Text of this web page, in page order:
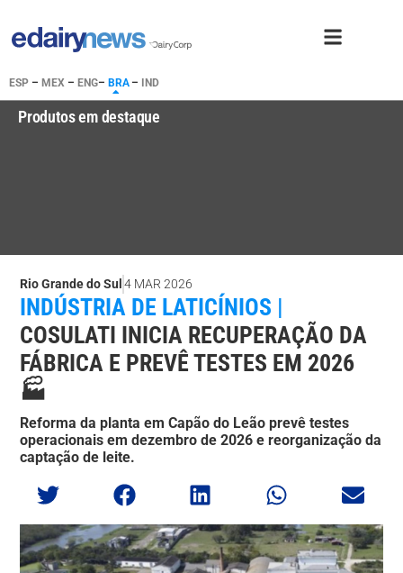
ESP – MEX – ENG– BRA– IND
Produtos em destaque
Rio Grande do Sul 4 MAR 2026
INDÚSTRIA DE LATICÍNIOS |
COSULATI INICIA RECUPERAÇÃO DA
FÁBRICA E PREVÊ TESTES EM 2026
🏭
Reforma da planta em Capão do Leão prevê testes
operacionais em dezembro de 2026 e reorganização da
captação de leite.